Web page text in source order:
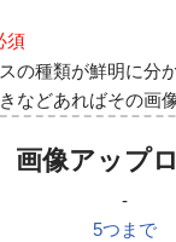
須
の種類が鮮明に分
などあればその画
画像アップ
-
5つまで